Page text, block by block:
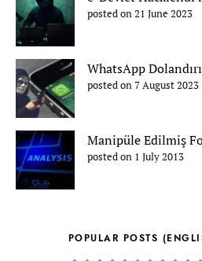
posted on 21 June 2023
WhatsApp
posted on 7 August 2023
Manipüle Edilmiş
posted on 1 July 2013
POPULAR POSTS